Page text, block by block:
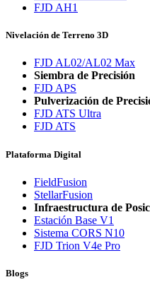
FJD AH1
Nivelación de Terreno 3D
FJD AL02/AL02 Max
Siembra de Precisión
FJD APS
Pulverización de
FJD ATS Ultra
FJD ATS
Plataforma Digital
FieldFusion
StellarFusion
Infraestructura de
Estación Base V1
Sistema CORS N10
FJD Trion V4e Pro
Blogs